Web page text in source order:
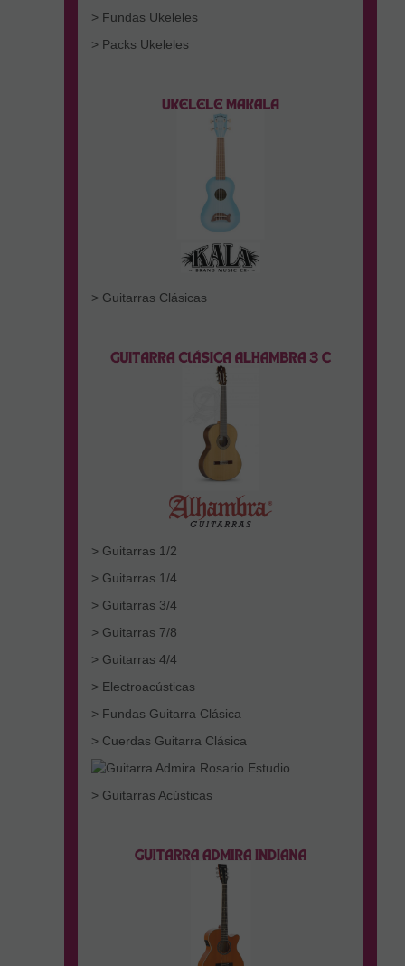
> Fundas Ukeleles
> Packs Ukeleles
> Guitarras Clásicas
> Guitarras 1/2
> Guitarras 1/4
> Guitarras 3/4
> Guitarras 7/8
> Guitarras 4/4
> Electroacústicas
> Fundas Guitarra Clásica
> Cuerdas Guitarra Clásica
> Guitarras Acústicas